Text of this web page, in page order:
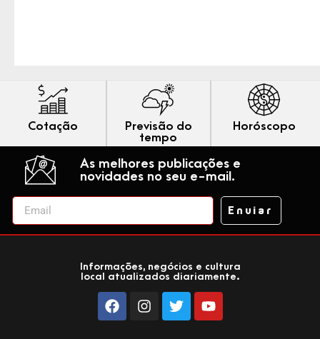
Cotação
Previsão do
tempo
Horóscopo
As melhores publicações e
novidades no seu e-mail.
Enviar
Informações, negócios e cultura
local atualizados diariamente.